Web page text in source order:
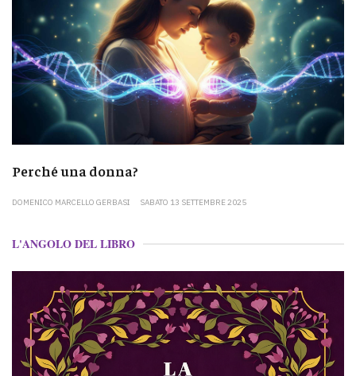
Perché una donna?
DOMENICO MARCELLO GERBASI SABATO 13 SETTEMBRE 2025
L'ANGOLO DEL LIBRO